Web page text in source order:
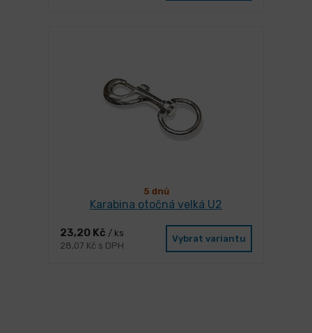
5 dnů
Karabina otočná velká U2
23,20 Kč / ks
28,07 Kč s DPH
Vybrat variantu